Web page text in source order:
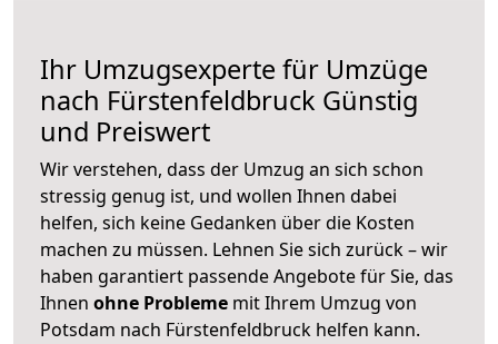
Ihr Umzugsexperte für Umzüge
nach Fürstenfeldbruck Günstig
und Preiswert
Wir verstehen, dass der Umzug an sich schon
stressig genug ist, und wollen Ihnen dabei
helfen, sich keine Gedanken über die Kosten
machen zu müssen. Lehnen Sie sich zurück – wir
haben garantiert passende Angebote für Sie, das
Ihnen ohne Probleme mit Ihrem Umzug von
Potsdam nach Fürstenfeldbruck helfen kann.